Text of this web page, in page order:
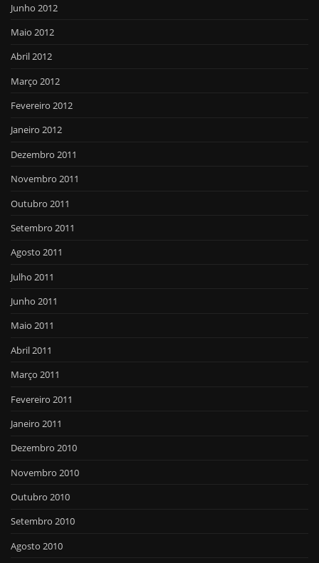
Junho 2012
Maio 2012
Abril 2012
Março 2012
Fevereiro 2012
Janeiro 2012
Dezembro 2011
Novembro 2011
Outubro 2011
Setembro 2011
Agosto 2011
Julho 2011
Junho 2011
Maio 2011
Abril 2011
Março 2011
Fevereiro 2011
Janeiro 2011
Dezembro 2010
Novembro 2010
Outubro 2010
Setembro 2010
Agosto 2010